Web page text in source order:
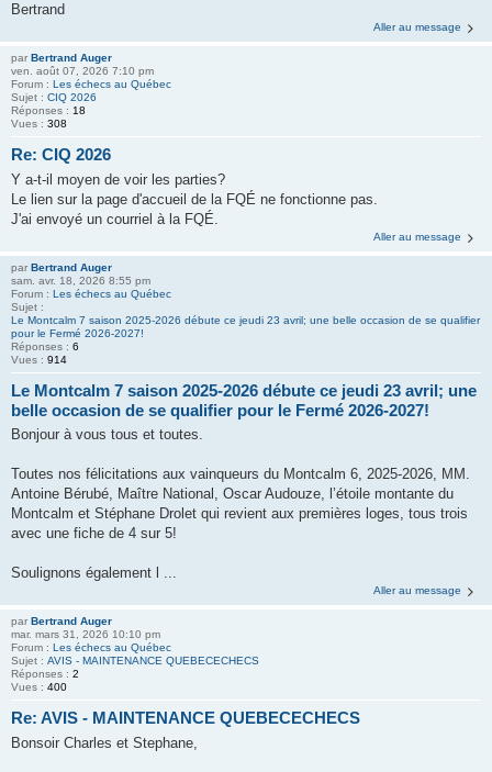
Bertrand
Aller au message
par Bertrand Auger
ven. août 07, 2026 7:10 pm
Forum : Les échecs au Québec
Sujet : CIQ 2026
Réponses : 18
Vues : 308
Re: CIQ 2026
Y a-t-il moyen de voir les parties?
Le lien sur la page d'accueil de la FQÉ ne fonctionne pas.
J'ai envoyé un courriel à la FQÉ.
Aller au message
par Bertrand Auger
sam. avr. 18, 2026 8:55 pm
Forum : Les échecs au Québec
Sujet :
Le Montcalm 7 saison 2025-2026 débute ce jeudi 23 avril; une belle occasion de se qualifier
pour le Fermé 2026-2027!
Réponses : 6
Vues : 914
Le Montcalm 7 saison 2025-2026 débute ce jeudi 23 avril; une
belle occasion de se qualifier pour le Fermé 2026-2027!
Bonjour à vous tous et toutes.
Toutes nos félicitations aux vainqueurs du Montcalm 6, 2025-2026, MM.
Antoine Bérubé, Maître National, Oscar Audouze, l’étoile montante du
Montcalm et Stéphane Drolet qui revient aux premières loges, tous trois
avec une fiche de 4 sur 5!
Soulignons également l ...
Aller au message
par Bertrand Auger
mar. mars 31, 2026 10:10 pm
Forum : Les échecs au Québec
Sujet : AVIS - MAINTENANCE QUEBECECHECS
Réponses : 2
Vues : 400
Re: AVIS - MAINTENANCE QUEBECECHECS
Bonsoir Charles et Stephane,